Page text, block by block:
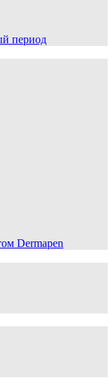
период
Dermapen